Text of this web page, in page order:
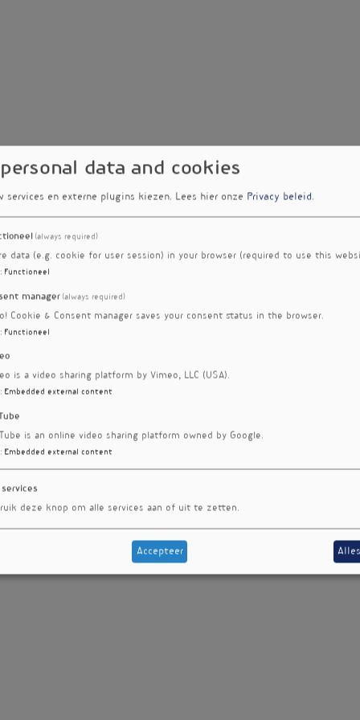
data and cookies
services en externe plugins kiezen. Lees hier onze Privacy beleid.
(always required)
data (e.g. cookie for user session) in your browser (required to use this
: Functioneel
manager (always required)
Cookie & Consent manager saves your consent status in the browser.
: Functioneel
is a video sharing platform by Vimeo, LLC (USA).
: Embedded external content
is an online video sharing platform owned by Google.
: Embedded external content
deze knop om alle services aan of uit te zetten.
Accepteer